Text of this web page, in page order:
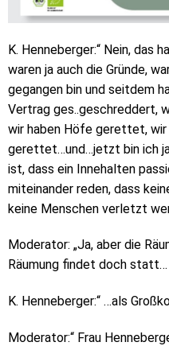
K. Henneberger:“ Nein, das
waren ja auch die Gründe,
gegangen bin und seitdem
Vertrag ges..geschreddert,
wir haben Höfe gerettet, wir
gerettet…und…jetzt bin ich
ist, dass ein Innehalten
miteinander reden, dass
keine Menschen verletzt
Moderator: „Ja, aber die
Räumung findet doch statt…
K. Henneberger:“ …als
Moderator:“ Frau